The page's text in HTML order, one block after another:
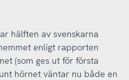
hälften av svenskarna
enligt rapporten
(som ges ut för första
hörnet väntar nu både en